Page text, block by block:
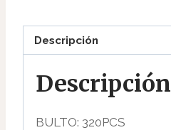
AF52002
cantidad
Descripción
Descripción
BULTO: 320PCS